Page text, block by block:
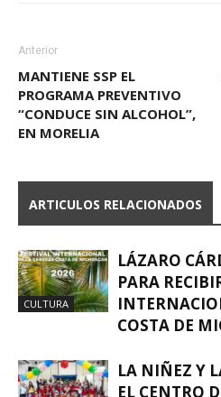
Anterior
MANTIENE SSP EL
PROGRAMA PREVENTIVO
“CONDUCE SIN ALCOHOL”,
EN MORELIA
ARTICULOS RELACIONADOS
CULTURA
LÁZARO
PARA
COSTA DE
LA NIÑEZ Y
EL CENTRO